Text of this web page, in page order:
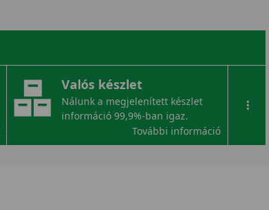
Valós készlet
Nálunk a megjelenített készlet
információ 99,9%-ban igaz.
További információ
...